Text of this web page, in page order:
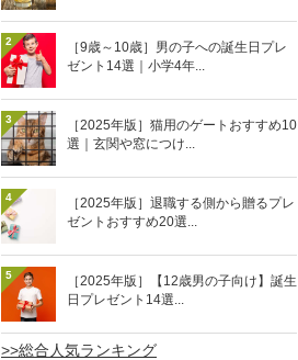
2
［9歳～10歳］男の子への誕生日プレ
ゼント14選｜小学4年...
3
［2025年版］猫用のゲートおすすめ10
選｜玄関や窓につけ...
4
［2025年版］退職する側から贈るプレ
ゼントおすすめ20選...
5
［2025年版］【12歳男の子向け】誕生
日プレゼント14選...
>>総合人気ランキング